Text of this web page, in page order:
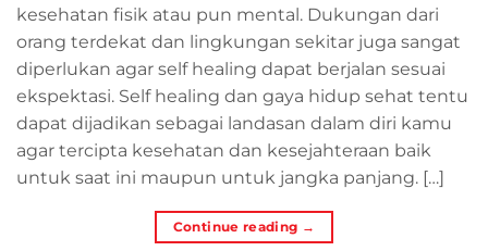
kesehatan fisik atau pun mental. Dukungan dari
orang terdekat dan lingkungan sekitar juga sangat
diperlukan agar self healing dapat berjalan sesuai
ekspektasi. Self healing dan gaya hidup sehat tentu
dapat dijadikan sebagai landasan dalam diri kamu
agar tercipta kesehatan dan kesejahteraan baik
untuk saat ini maupun untuk jangka panjang. […]
Continue reading →